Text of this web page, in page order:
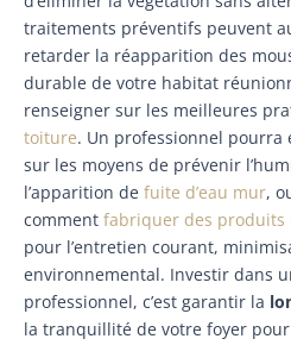
traitements préventifs peuvent
retarder la réapparition des
durable de votre habitat
renseigner sur les meilleures
toiture. Un professionnel pourra
sur les moyens de prévenir
l’apparition de fuite d’eau mur,
comment fabriquer des produits
pour l’entretien courant,
environnemental. Investir dans
professionnel, c’est garantir la
la tranquillité de votre foyer